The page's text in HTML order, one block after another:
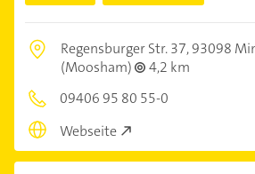
Regensburger Str. 37,93098
(Moosham)
4,2 km
09406 95 80 55-0
Webseite